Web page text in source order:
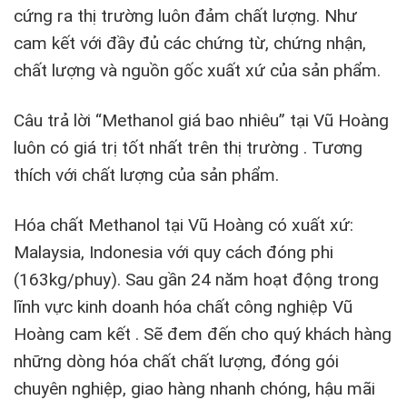
cứng ra thị trường luôn đảm chất lượng. Như
cam kết với đầy đủ các chứng từ, chứng nhận,
chất lượng và nguồn gốc xuất xứ của sản phẩm.
Câu trả lời “Methanol giá bao nhiêu” tại Vũ Hoàng
luôn có giá trị tốt nhất trên thị trường . Tương
thích với chất lượng của sản phẩm.
Hóa chất Methanol tại Vũ Hoàng có xuất xứ:
Malaysia, Indonesia với quy cách đóng phi
(163kg/phuy). Sau gần 24 năm hoạt động trong
lĩnh vực kinh doanh hóa chất công nghiệp Vũ
Hoàng cam kết . Sẽ đem đến cho quý khách hàng
những dòng hóa chất chất lượng, đóng gói
chuyên nghiệp, giao hàng nhanh chóng, hậu mãi